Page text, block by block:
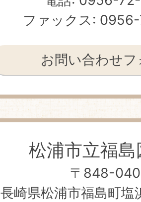
ファックス:
お問い合わせフ
松浦市立福
〒848-
長崎県松浦市福島町